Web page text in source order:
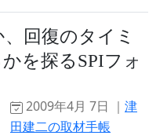
回復のタイミ
を探るSPIフォ
2009年4月 7日 ｜ 津
田建二の取材手帳